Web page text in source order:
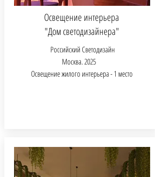
Освещение интерьера
"Дом светодизайнера"
Российский Светодизайн
Москва.2025
Освещение жилого интерьера - 1 место